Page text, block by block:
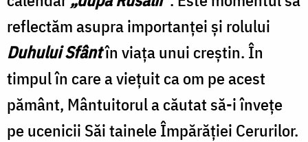
reflectăm asupra importanţei şi rolului
Duhului Sfântîn viaţa unui creştin. În
timpul în care a vieţuit ca om pe acest
pământ, Mântuitorul a căutat să-i înveţe
pe ucenicii Săi tainele Împărăţiei Cerurilor.